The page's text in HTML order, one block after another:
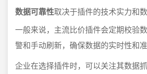
数据可靠性取决于插件的技术实力和
一般来说，主流比价插件会定期校验
警和手动刷新，确保数据的实时性和准
企业在选择插件时，可以关注其数据